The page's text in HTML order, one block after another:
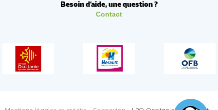
Besoin d'aide, une question ?
Contact